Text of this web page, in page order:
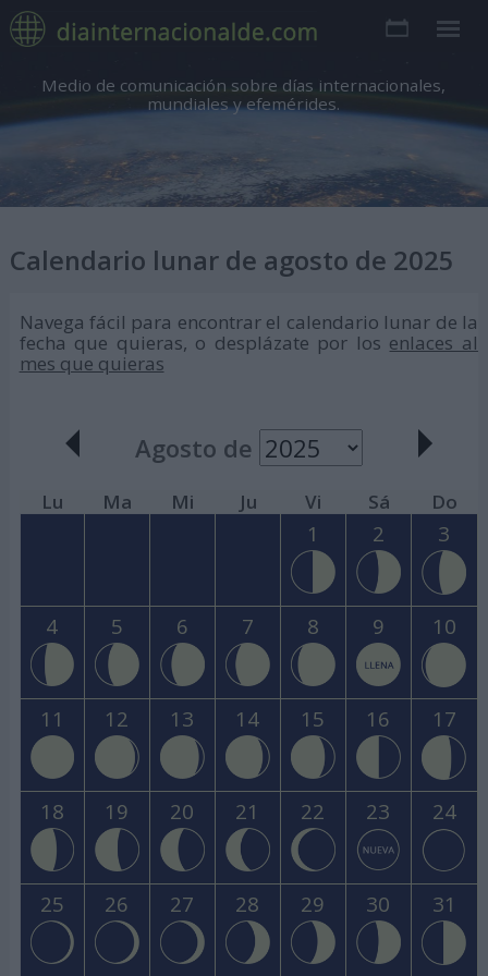
Medio de comunicación sobre días internacionales,
mundiales y efemérides.
Calendario lunar de agosto de 2025
Navega fácil para encontrar el calendario lunar de la
fecha que quieras, o desplázate por los enlaces al
mes que quieras
Agosto de
Lu Ma Mi Ju Vi Sá Do
1 2 3
4 5 6 7 8 9 10
11 12 13 14 15 16 17
18 19 20 21 22 23 24
25 26 27 28 29 30 31